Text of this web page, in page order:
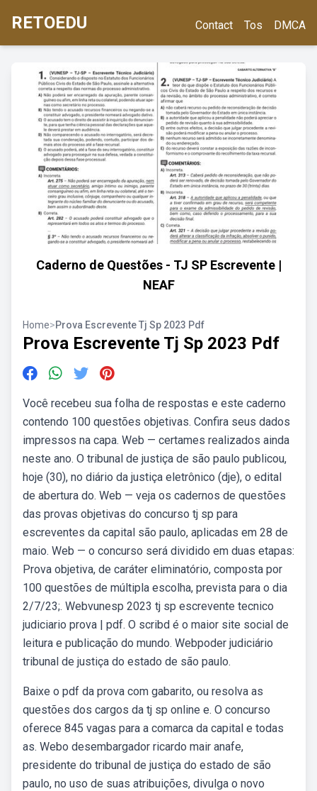
RETOEDU Contact Tos DMCA
Caderno de Questões - TJ SP Escrevente |
NEAF
Home>Prova Escrevente Tj Sp 2023 Pdf
Prova Escrevente Tj Sp 2023 Pdf
Você recebeu sua folha de respostas e este caderno
contendo 100 questões objetivas. Confira seus dados
impressos na capa. Web — certames realizados ainda
neste ano. O tribunal de justiça de são paulo publicou,
hoje (30), no diário da justiça eletrônico (dje), o edital
de abertura do. Web — veja os cadernos de questões
das provas objetivas do concurso tj sp para
escreventes da capital são paulo, aplicadas em 28 de
maio. Web — o concurso será dividido em duas etapas:
Prova objetiva, de caráter eliminatório, composta por
100 questões de múltipla escolha, prevista para o dia
2/7/23;. Webvunesp 2023 tj sp escrevente tecnico
judiciario prova | pdf. O scribd é o maior site social de
leitura e publicação do mundo. Webpoder judiciário
tribunal de justiça do estado de são paulo.
Baixe o pdf da prova com gabarito, ou resolva as
questões dos cargos da tj sp online e. O concurso
oferece 845 vagas para a comarca da capital e todas
as. Webo desembargador ricardo mair anafe,
presidente do tribunal de justiça do estado de são
paulo, no uso de suas atribuições, divulga o novo